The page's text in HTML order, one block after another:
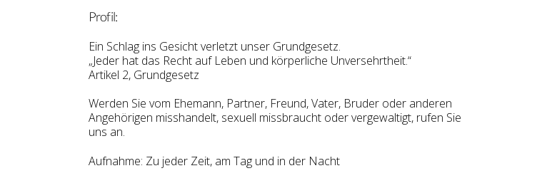
Profil:
Ein Schlag ins Gesicht verletzt unser Grundgesetz.
„Jeder hat das Recht auf Leben und körperliche Unversehrtheit.“
Artikel 2, Grundgesetz
Werden Sie vom Ehemann, Partner, Freund, Vater, Bruder oder anderen
Angehörigen misshandelt, sexuell missbraucht oder vergewaltigt, rufen Sie
uns an.
Aufnahme: Zu jeder Zeit, am Tag und in der Nacht